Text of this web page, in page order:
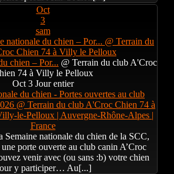
Oct
3
sam
nationale du chien – Por... @ Terrain du
Chien 74 à Villy le Pelloux
chien – Por... @ Terrain du club A'Croc
74 à Villy le Pelloux
Oct 3 Jour entier
Semaine nationale du chien de la SCC,
porte ouverte au club canin A’Croc
venir avec (ou sans :b) votre chien
y participer… Au[...]